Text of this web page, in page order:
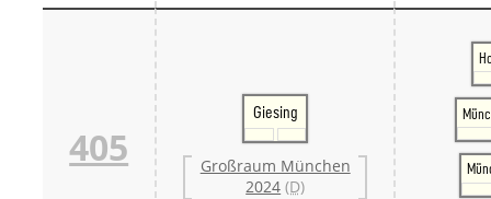
405
Giesing
Großraum München
2024 (D)